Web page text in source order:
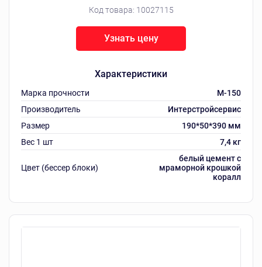
Код товара: 10027115
Характеристики
Марка прочности
M-150
Производитель
Интерстройсервис
Размер
190*50*390 мм
Вес 1 шт
7,4 кг
Цвет (бессер блоки)
белый цемент с
мраморной крошкой
коралл
Узнать цену